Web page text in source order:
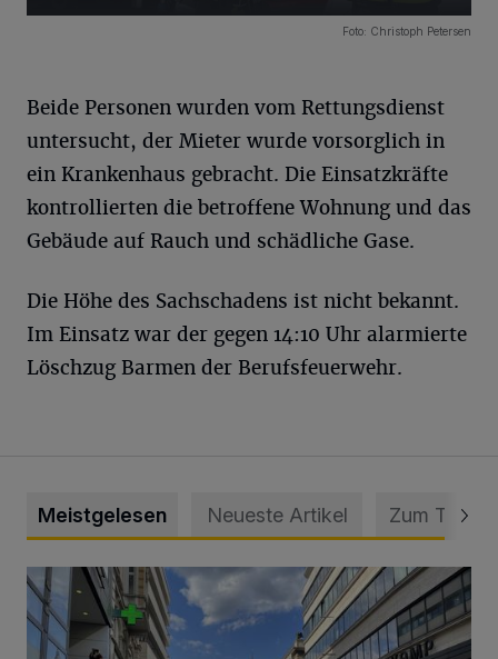
Foto: Christoph Petersen
Beide Personen wurden vom Rettungsdienst
untersucht, der Mieter wurde vorsorglich in
ein Krankenhaus gebracht. Die Einsatzkräfte
kontrollierten die betroffene Wohnung und das
Gebäude auf Rauch und schädliche Gase.
Die Höhe des Sachschadens ist nicht bekannt.
Im Einsatz war der gegen 14:10 Uhr alarmierte
Löschzug Barmen der Berufsfeuerwehr.
Meistgelesen Neueste Artikel Zum Thema
Ein Unzustand und Skandal